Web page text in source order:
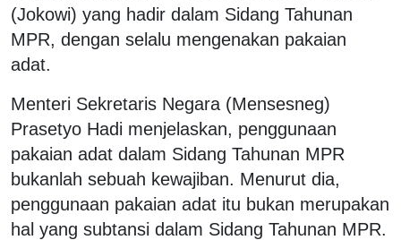
(Jokowi) yang hadir dalam Sidang Tahunan
MPR, dengan selalu mengenakan pakaian
adat.
Menteri Sekretaris Negara (Mensesneg)
Prasetyo Hadi menjelaskan, penggunaan
pakaian adat dalam Sidang Tahunan MPR
bukanlah sebuah kewajiban. Menurut dia,
penggunaan pakaian adat itu bukan merupakan
hal yang subtansi dalam Sidang Tahunan MPR.